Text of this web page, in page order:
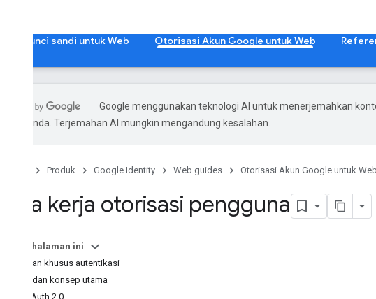
Kunci sandi untuk Web Otorisasi Akun Google untuk Web
Google menggunakan teknologi AI untuk menerjemahkan
pilihan Anda. Terjemahan AI mungkin mengandung kesalahan.
Produk Google Identity Web guides Otorisasi Akun Google untuk Web
Cara kerja otorisasi pengguna
Pada halaman ini
Cakupan khusus autentikasi
Istilah dan konsep utama
Alur OAuth 2.0